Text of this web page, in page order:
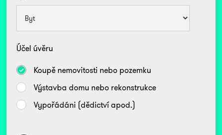
Účel úvěru
Koupě nemovitosti nebo pozemku
Výstavba domu nebo rekonstrukce
Vypořádáni (dědictví apod.)